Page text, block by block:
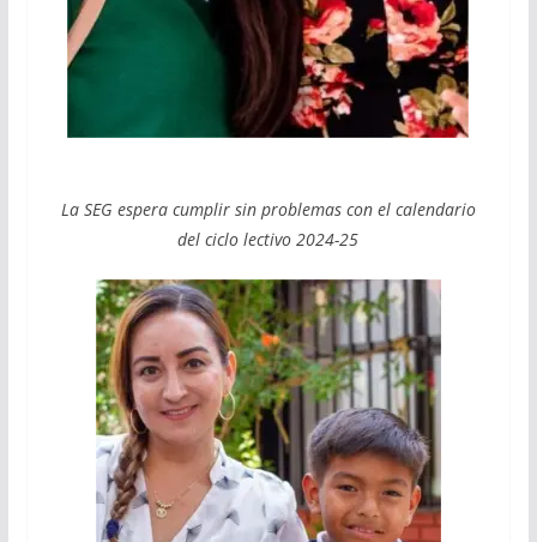
La SEG espera cumplir sin problemas con el calendario
del ciclo lectivo 2024-25